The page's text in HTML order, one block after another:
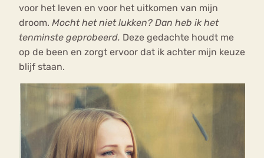
voor het leven en voor het uitkomen van mijn
droom. Mocht het niet lukken? Dan heb ik het
tenminste geprobeerd. Deze gedachte houdt me
op de been en zorgt ervoor dat ik achter mijn keuze
blijf staan.